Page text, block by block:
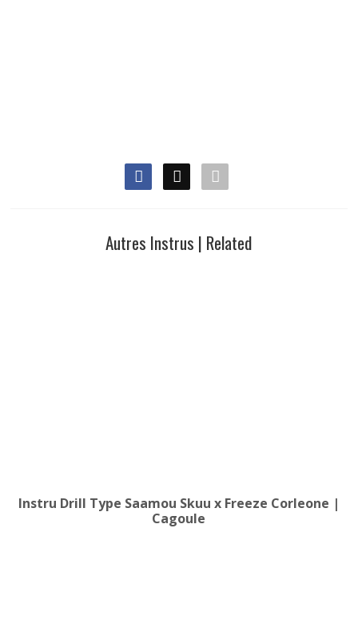
Autres Instrus | Related
Instru Drill Type Saamou Skuu x Freeze Corleone |
Cagoule